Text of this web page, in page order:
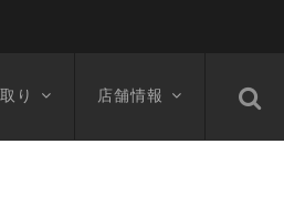
り 店舗情報